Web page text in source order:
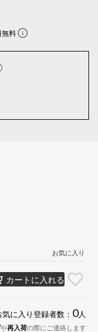
無料
お気に入り
カートに入れる
気に入り登録者数： 0人
や再入荷の際にご連絡します